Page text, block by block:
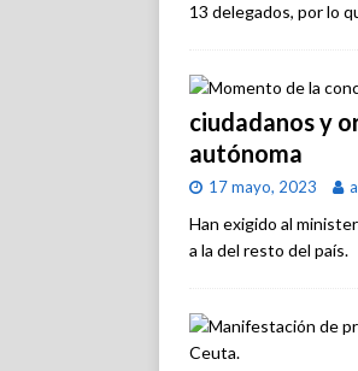
13 delegados, por lo
ciudadanos y
autónoma
17 mayo, 2023
Han exigido al
a la del resto del país.